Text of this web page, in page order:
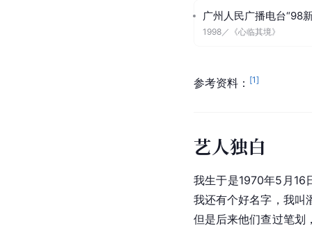
广州人民广播电台“98
1998／ 《心临其境》
参考资料： [1]
艺人独白
我生于是1970年5月16
我还有个好名字，我叫
但是后来他们查过笔